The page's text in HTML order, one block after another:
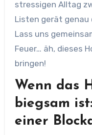
stressigen Alltag
Listen gerät
Lass uns
Feuer… äh, dieses
bringen!
Wenn das
biegsam
einer